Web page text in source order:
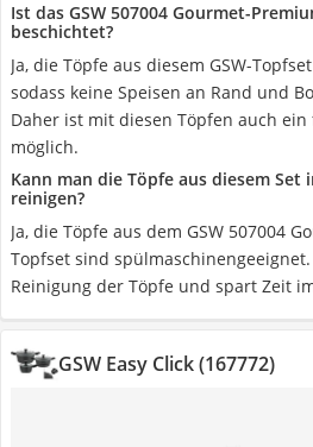
Ist das GSW 507004 Gourmet-
beschichtet?
Ja, die Töpfe aus diesem GSW-
sodass keine Speisen an Rand und
Daher ist mit diesen Töpfen auch ein
möglich.
Kann man die Töpfe aus diesem Set
reinigen?
Ja, die Töpfe aus dem GSW 507004
Topfset sind
Reinigung der Töpfe und spart Zeit
GSW Easy Click (167772)